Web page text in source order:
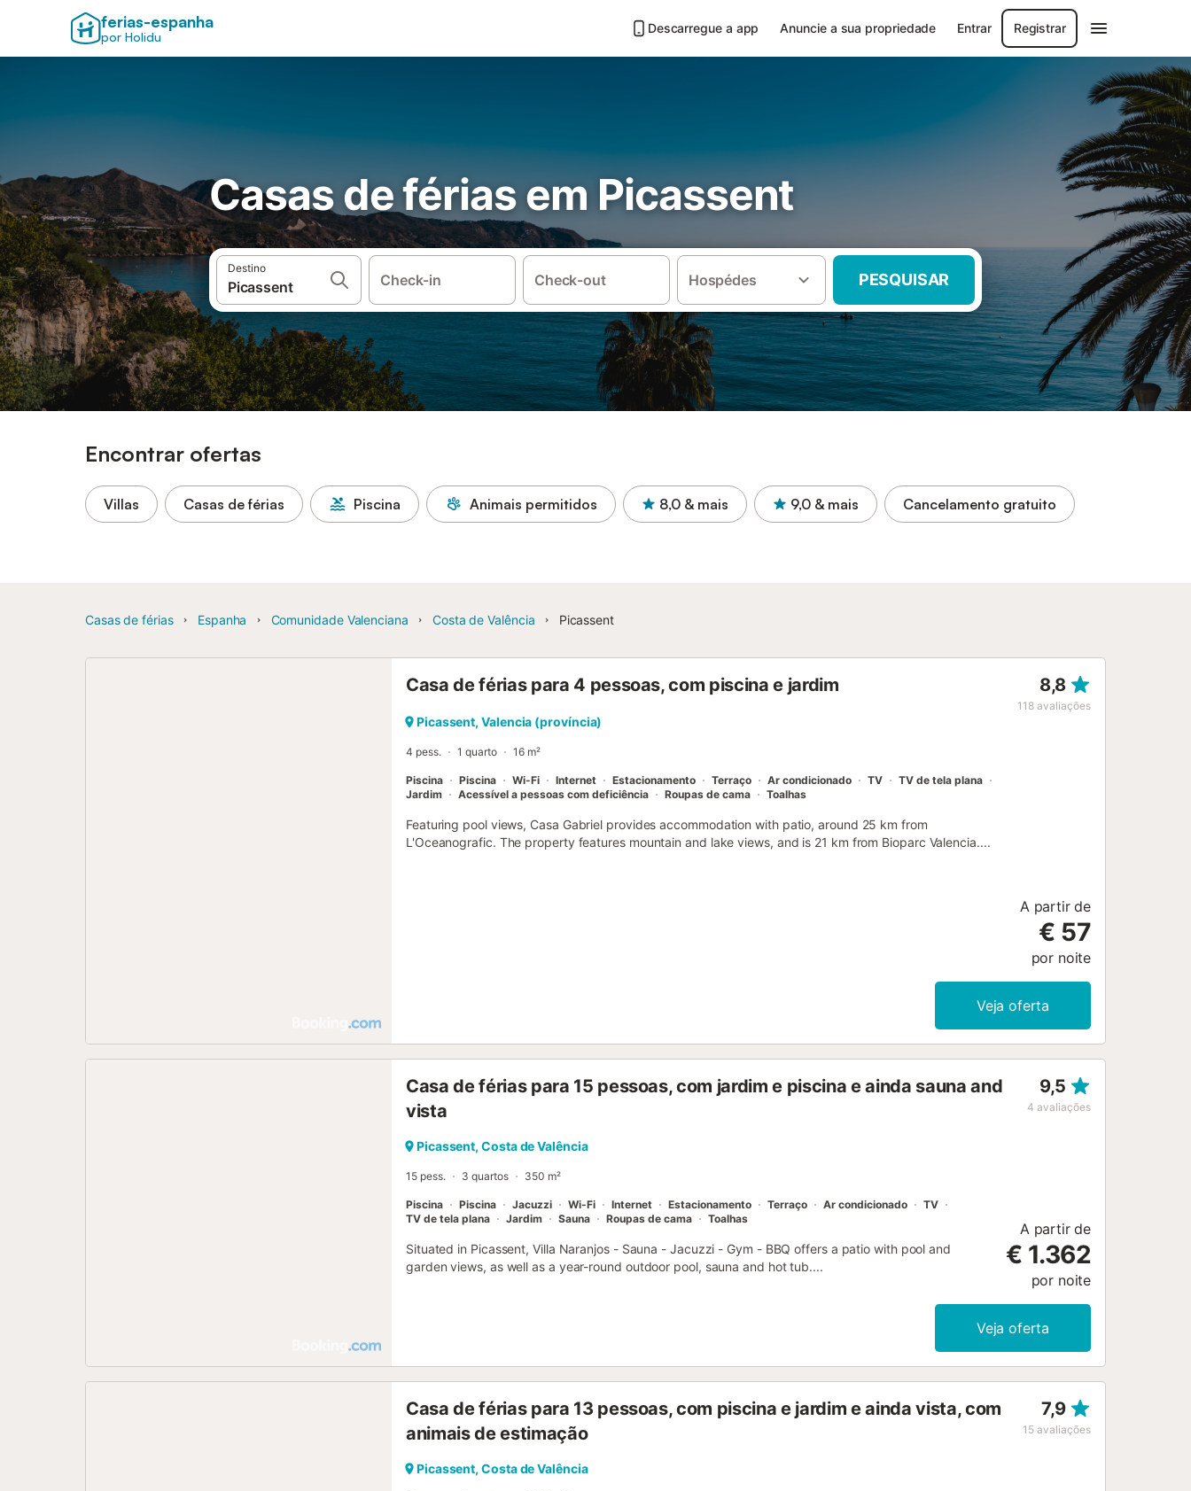
ferias-espanha
por Holidu
Descarregue a app Anuncie a sua propriedade Entrar Registrar
Casas de férias em Picassent
Destino
Check-in Check-out Hospédes PESQUISAR
Encontrar ofertas
Villas Casas de férias Piscina Animais permitidos 8,0 & mais 9,0 & mais Cancelamento gratuito
Casas de férias Espanha Comunidade Valenciana Costa de Valência Picassent
Casa de férias para 4 pessoas, com piscina e jardim 8,8
118 avaliações
Picassent, Valencia (província)
4 pess. 1 quarto 16 m²
Piscina Piscina Wi-Fi Internet Estacionamento Terraço Ar condicionado TV
TV de tela plana
Jardim
Acessível a pessoas com deficiência Roupas de cama Toalhas
Featuring pool views, Casa Gabriel provides accommodation with patio, around 25 km from
L'Oceanografic. The property features mountain and lake views, and is 21 km from Bioparc Valencia....
A partir de
€ 57
por noite
Veja oferta
Casa de férias para 15 pessoas, com jardim e piscina e ainda sauna and
vista
9,5
4 avaliações
Picassent, Costa de Valência
15 pess. 3 quartos 350 m²
Piscina Piscina Jacuzzi Wi-Fi Internet Estacionamento Terraço Ar condicionado
TV
TV de tela plana
Jardim Sauna Roupas de cama Toalhas
Situated in Picassent, Villa Naranjos - Sauna - Jacuzzi - Gym - BBQ offers a patio with pool and
garden views, as well as a year-round outdoor pool, sauna and hot tub....
A partir de
€ 1.362
por noite
Veja oferta
Casa de férias para 13 pessoas, com piscina e jardim e ainda vista, com
animais de estimação
7,9
15 avaliações
Picassent, Costa de Valência